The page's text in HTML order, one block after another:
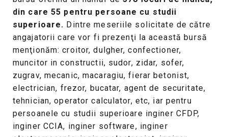
din care 55 pentru persoane cu studii
superioare. Dintre meseriile solicitate de către
angajatorii care vor fi prezenţi la această bursă
menţionăm: croitor, dulgher, confectioner,
muncitor in constructii, sudor, zidar, sofer,
zugrav, mecanic, macaragiu, fierar betonist,
electrician, frezor, bucatar, agent de securitate,
tehnician, operator calculator, etc, iar pentru
persoanele cu studii superioare inginer CFDP,
inginer CCIA, inginer software, inginer